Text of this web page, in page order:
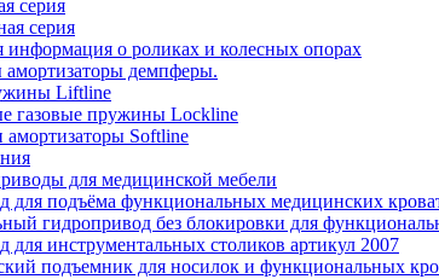
серия
серия
информация о роликах и колесных опорах
демпферы.
Liftline
газовые пружины Lockline
Softline
для медицинской мебели
для подъёма функциональных медицинских
гидропривод без блокировки для
для инструментальных столиков артикул 2007
подъемник для носилок и функциональных